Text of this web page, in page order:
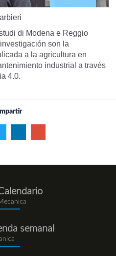
di Modena e Reggio
son la
a la agricultura en
industrial a través
4.0.
semanal